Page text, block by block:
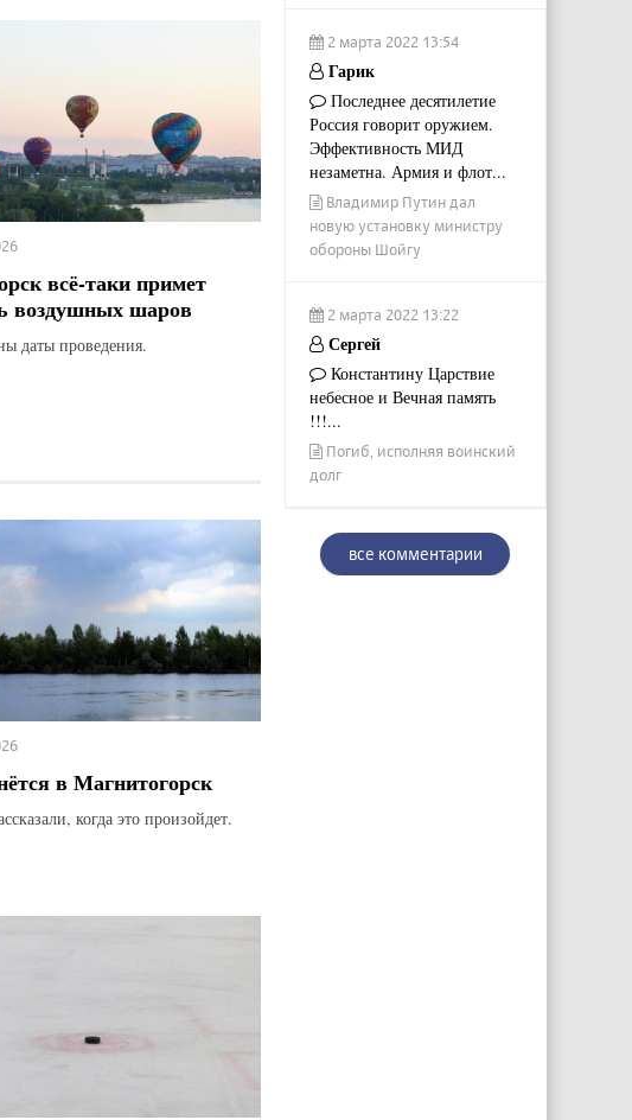
всё-таки примет
воздушных шаров
даты проведения.
в Магнитогорск
когда это произойдет.
2 марта 2022 13:54
Гарик
Последнее десятилетие
Россия говорит оружием.
Эффективность МИД
незаметна. Армия и флот...
Владимир Путин дал
новую установку министру
обороны Шойгу
2 марта 2022 13:22
Сергей
Константину Царствие
небесное и Вечная память
!!!...
Погиб, исполняя воинский
долг
все комментарии